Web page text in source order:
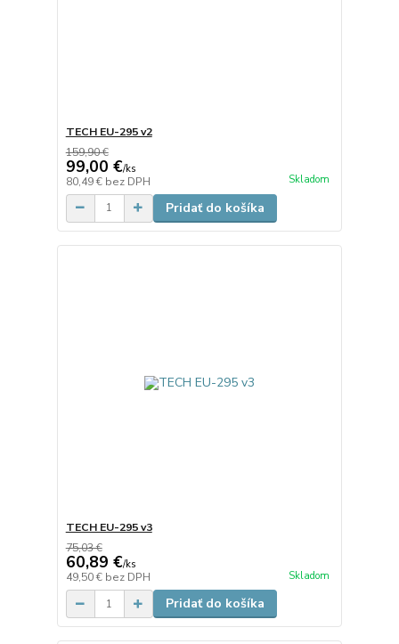
TECH EU-295 v2
159,90 €
99,00 €/ks
80,49 € bez DPH Skladom
Pridať do košíka
TECH EU-295 v3
75,03 €
60,89 €/ks
49,50 € bez DPH Skladom
Pridať do košíka